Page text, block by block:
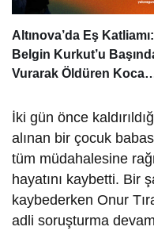
Altınova’da Eş Katliamı:
Belgin Kurkut’u
Vurarak Öldüren Koca
İki gün önce
alınan bir çocuk
tüm müdahalesine
hayatını kaybetti. Bir
kaybederken Onur
adli soruşturma